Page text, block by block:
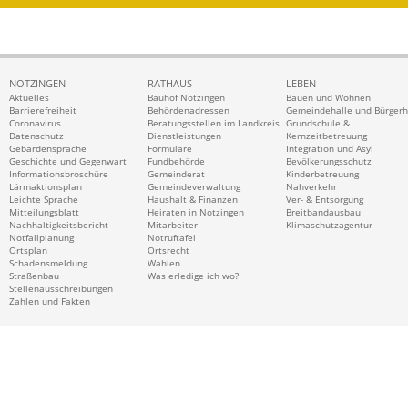
NOTZINGEN
Aktuelles
Barrierefreiheit
Coronavirus
Datenschutz
Gebärdensprache
Geschichte und Gegenwart
Informationsbroschüre
Lärmaktionsplan
Leichte Sprache
Mitteilungsblatt
Nachhaltigkeitsbericht
Notfallplanung
Ortsplan
Schadensmeldung
Straßenbau
Stellenausschreibungen
Zahlen und Fakten
RATHAUS
Bauhof Notzingen
Behördenadressen
Beratungsstellen im Landkreis
Dienstleistungen
Formulare
Fundbehörde
Gemeinderat
Gemeindeverwaltung
Haushalt & Finanzen
Heiraten in Notzingen
Mitarbeiter
Notruftafel
Ortsrecht
Wahlen
Was erledige ich wo?
LEBEN
Bauen und Wohnen
Gemeindehalle und
Grundschule &
Kernzeitbetreuung
Integration und Asyl
Bevölkerungsschutz
Kinderbetreuung
Nahverkehr
Ver- & Entsorgung
Breitbandausbau
Klimaschutzagentur